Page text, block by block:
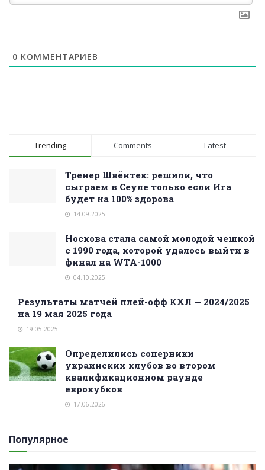
0 КОММЕНТАРИЕВ
Trending Comments Latest
Тренер Швёнтек: решили, что
сыграем в Сеуле только если Ига
будет на 100% здорова
14.09.2025
Носкова стала самой молодой чешкой
с 1990 года, которой удалось выйти в
финал на WTA-1000
04.10.2025
Результаты матчей плей-офф КХЛ — 2024/2025
на 19 мая 2025 года
19.05.2025
Определились соперники
украинских клубов во втором
квалификационном раунде
еврокубков
17.06.2026
Популярное